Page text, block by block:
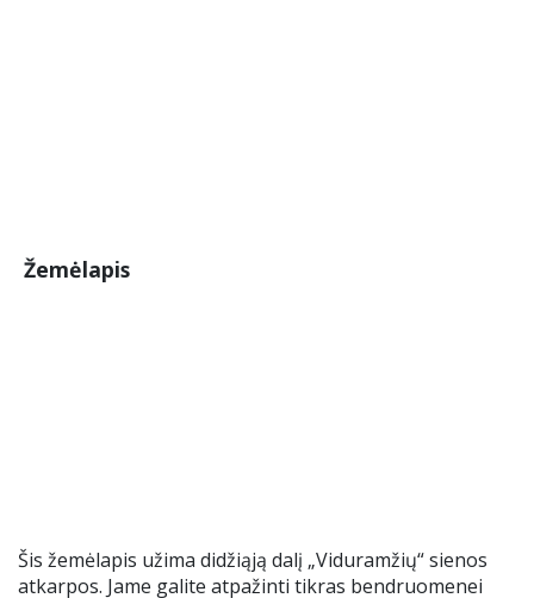
Žemėlapis
Šis žemėlapis užima didžiąją dalį „Viduramžių“ sienos
atkarpos. Jame galite atpažinti tikras bendruomenei